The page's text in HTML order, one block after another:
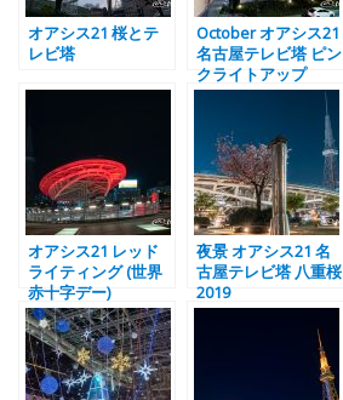
オアシス21 桜とテ
レビ塔
October オアシス21
名古屋テレビ塔 ピン
クライトアップ
オアシス21 レッド
ライティング (世界
赤十字デー)
夜景 オアシス21 名
古屋テレビ塔 八重桜
2019